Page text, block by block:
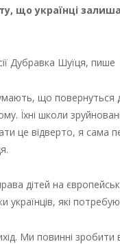
що українці
Дубравка Шуїця,
що повернуться
Їхні школи
це відверто, я сама
дітей на
українців, які
Ми повинні